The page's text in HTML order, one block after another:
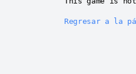
Regresar a la